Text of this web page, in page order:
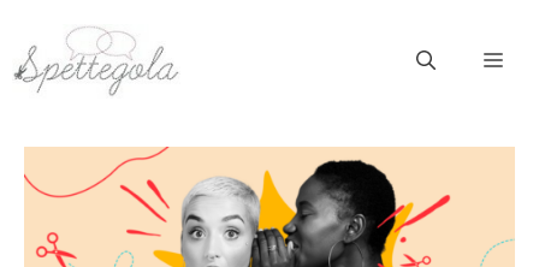
contenuto